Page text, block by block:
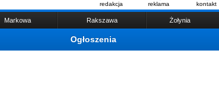
redakcja reklama kontakt
Markowa Rakszawa Żołynia
Ogłoszenia